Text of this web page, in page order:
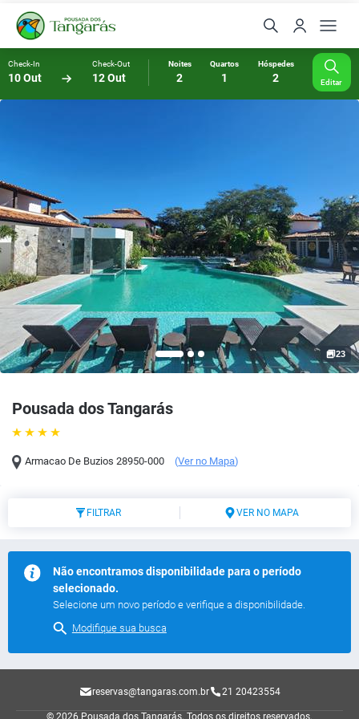
Check-In
10 Out
Check-Out
12 Out
Noites
2
Quartos
1
Hóspedes
2 Editar
Pousada dos Tangarás
Armacao De Buzios 28950-000 (Ver no Mapa)
23
FILTRAR VER NO MAPA
Não encontramos disponibilidade para o período
selecionado.
Selecione um novo período e verifique a disponibilidade.
Modifique sua busca
reservas@tangaras.com.br 21 20423554
© 2026 Pousada dos Tangarás. Todos os direitos reservados.